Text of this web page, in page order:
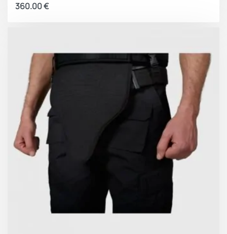
360.00€